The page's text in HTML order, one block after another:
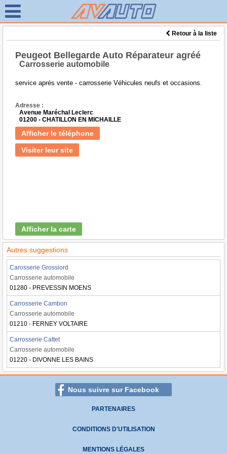
Retour à la liste
Peugeot Bellegarde Auto Réparateur agréé
Carrosserie automobile
service aprés vente - carrosserie Véhicules neufs et occasions.
Adresse :
Avenue Maréchal Leclerc
01200 - CHATILLON EN MICHAILLE
Afficher le téléphone
Visiter leur site
Afficher la carte
Autres suggestions
Carosserie Grossiord
Carrosserie automobile
01280 - PREVESSIN MOENS
Carrosserie Cambon
Carrosserie automobile
01210 - FERNEY VOLTAIRE
Carrosserie Cattet
Carrosserie automobile
01220 - DIVONNE LES BAINS
Nous suivre sur Facebook
PARTENAIRES
CONDITIONS D'UTILISATION
MENTIONS LÉGALES